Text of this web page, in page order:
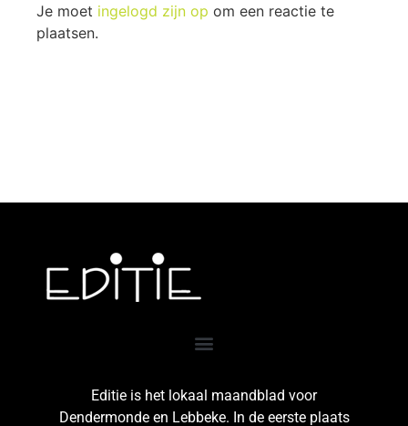
Je moet ingelogd zijn op om een reactie te
plaatsen.
Editie is het lokaal maandblad voor
Dendermonde en Lebbeke. In de eerste plaats